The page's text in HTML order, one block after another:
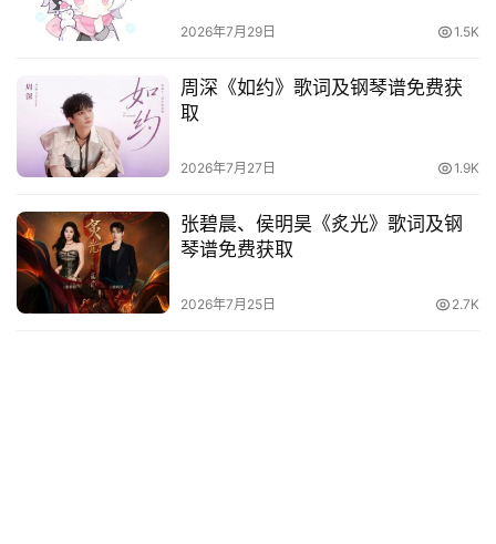
2026年7月29日 1.5K
周深《如约》歌词及钢琴谱免费获
取
2026年7月27日 1.9K
张碧晨、侯明昊《炙光》歌词及钢
琴谱免费获取
2026年7月25日 2.7K